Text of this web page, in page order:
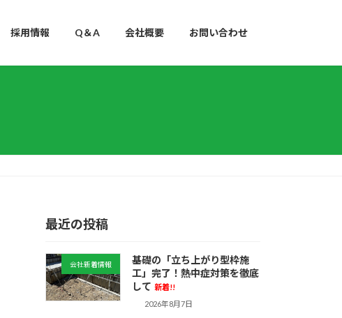
採用情報 Q＆A 会社概要 お問い合わせ
最近の投稿
会社新着情報
基礎の「立ち上がり型枠施
工」完了！熱中症対策を徹底
して 新着!!
2026年8月7日